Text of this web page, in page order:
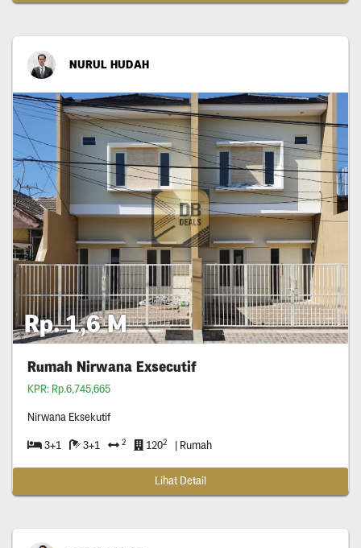
NURUL HUDAH
Rp. 1,6 M
Rumah Nirwana Exsecutif
KPR: Rp.6,745,665
Nirwana Eksekutif
3+1 3+1 2 1202 | Rumah
Lihat Detail